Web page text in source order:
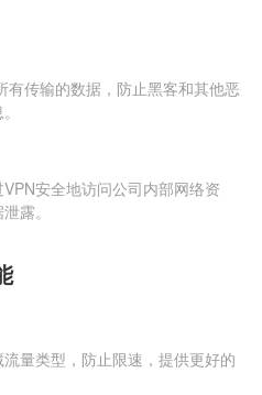
有传输的数据，防止黑客和其他恶
安全地访问公司内部网络资
露。
量类型，防止限速，提供更好的